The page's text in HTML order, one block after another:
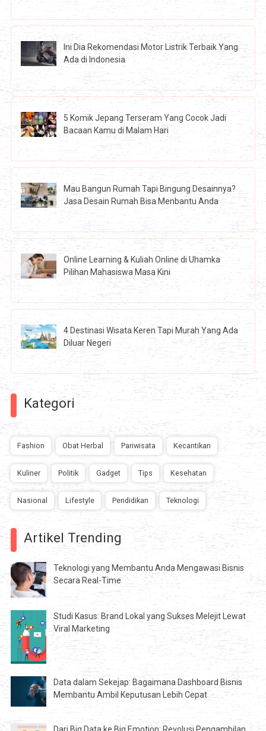
Ini Dia Rekomendasi Motor Listrik Terbaik Yang
Ada di Indonesia
5 Komik Jepang Terseram Yang Cocok Jadi
Bacaan Kamu di Malam Hari
Mau Bangun Rumah Tapi Bingung Desainnya?
Jasa Desain Rumah Bisa Menbantu Anda
Online Learning & Kuliah Online di Uhamka
Pilihan Mahasiswa Masa Kini
4 Destinasi Wisata Keren Tapi Murah Yang Ada
Diluar Negeri
Kategori
Fashion Obat Herbal Pariwisata Kecantikan
Kuliner Politik Gadget Tips Kesehatan
Nasional Lifestyle Pendidikan Teknologi
Artikel Trending
Teknologi yang Membantu Anda Mengawasi Bisnis
Secara Real-Time
Studi Kasus: Brand Lokal yang Sukses Melejit Lewat
Viral Marketing
Data dalam Sekejap: Bagaimana Dashboard Bisnis
Membantu Ambil Keputusan Lebih Cepat